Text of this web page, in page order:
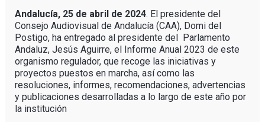
Andalucía, 25 de abril de 2024. El presidente del
Consejo Audiovisual de Andalucía (CAA), Domi del
Postigo, ha entregado al presidente del Parlamento
Andaluz, Jesús Aguirre, el Informe Anual 2023 de este
organismo regulador, que recoge las iniciativas y
proyectos puestos en marcha, así como las
resoluciones, informes, recomendaciones, advertencias
y publicaciones desarrolladas a lo largo de este año por
la institución